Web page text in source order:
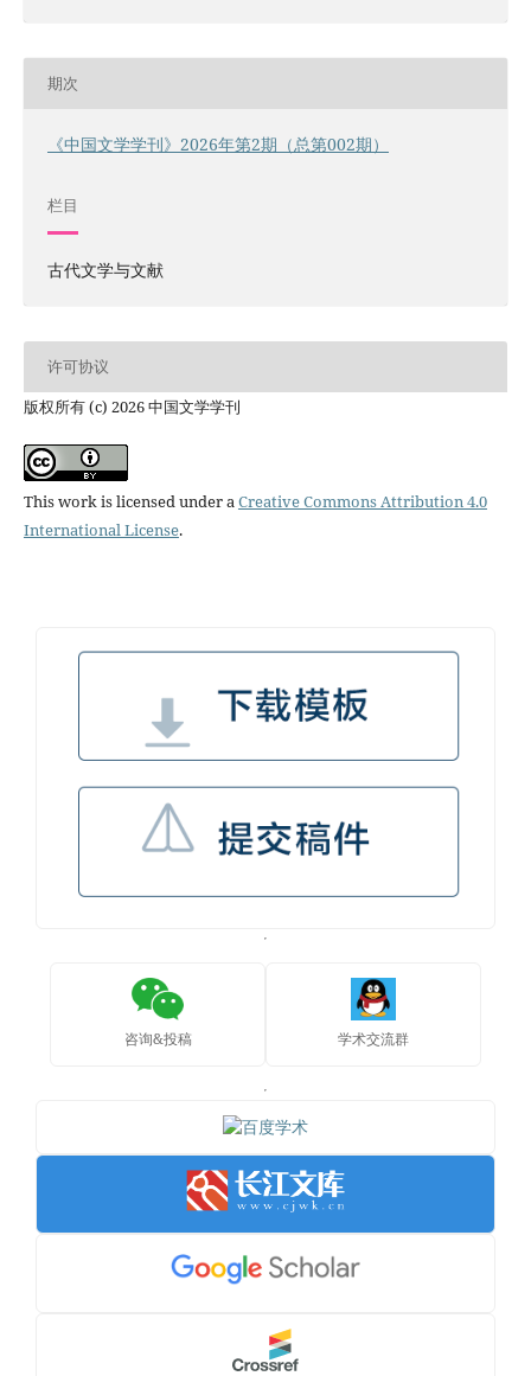
期次
《中国文学学刊》2026年第2期（总第002期）
栏目
古代文学与文献
许可协议
版权所有 (c) 2026 中国文学学刊
This work is licensed under aCreative Commons Attribution 4.0
International License.
咨询&投稿 学术交流群